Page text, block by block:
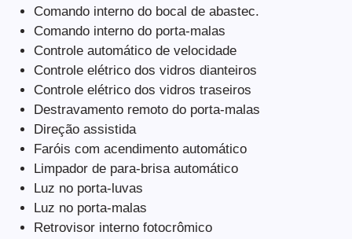
Comando interno do bocal de abastec.
Comando interno do porta-malas
Controle automático de velocidade
Controle elétrico dos vidros dianteiros
Controle elétrico dos vidros traseiros
Destravamento remoto do porta-malas
Direção assistida
Faróis com acendimento automático
Limpador de para-brisa automático
Luz no porta-luvas
Luz no porta-malas
Retrovisor interno fotocrômico